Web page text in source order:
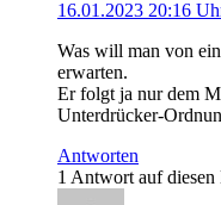
16.01.2023 20:16
Was will man von
erwarten.
Er folgt ja nur dem
Unterdrücker-
Antworten
1 Antwort auf